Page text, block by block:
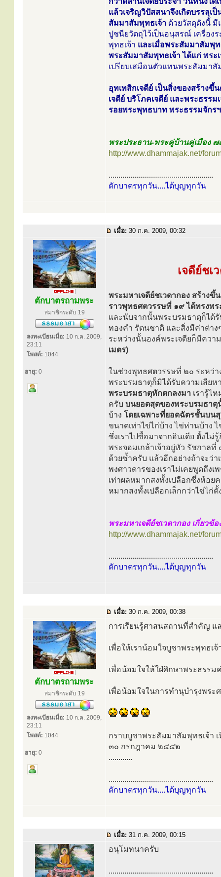
แล้วเจริญวิปัสสนาจึงเกิดบรรลุ
สัมมาสัมพุทธเจ้า ด้วยวัสดุดังนี้ มี
ปูชนียวัตถุไว้เป็นอนุสรณ์ เครื่อง
พุทธเจ้า และเมื่อพระสัมมาสัมพุ
พระสัมมาสัมพุทธเจ้า ได้แก่ พระ
เปรียบเสมือนตัวแทนพระสัมมา
อุทเทสิกเจดีย์ เป็นสิ่งของสร้าง
เจดีย์ บริโภคเจดีย์ และพระธรร
รอยพระพุทธบาท พระธรรมจักร
พระประธาน-พระคู่บ้านคู่เมือง ๗
http://www.dhammajak.net/
.....................................................
ตักบาตรทุกวัน....ได้บุญทุกวัน
เมื่อ: 30 ก.ค. 2009, 00:32
ตักบาตรถามพระ
สมาชิกระดับ 19
ลงทะเบียนเมื่อ: 10 ก.ค. 2009,
23:11
โพสต์: 1044
อายุ: 0
เจดีย์ชเ
พระมหาเจดีย์ชเวดากอง สร้าง
ราวพุทธศตวรรษที่ ๑๙ ได้ทรงพร
และนับจากนั้นพระบรมธาตุก็ไ
ทองคำ รัตนชาติ และสิ่งมีค่าต่าง
ระหว่างนั้นองค์พระเจดียก็มีควา
เมตร)
ในช่วงพุทธศตวรรษที่ ๒๐ ระหว่
พระบรมธาตุก็มิได้รับความเสียห
พระบรมธาตุหักตกลงมา เรารู้ไ
ครับ บนยอดสุดของพระบรมธา
บ้าง โดยเฉพาะที่ยอดฉัตรชั้นบน
ขนาดเท่าไข่ไก่บ้าง ไข่ห่านบ้าง
ซึ่งเราไปซื้อมาจากอินเดีย ตั้งไม่
พระจอมเกล้าเจ้าอยู่หัว รัชกาล
ด้วยซ้ำครับ แล้วอีกอย่างถ้าจะว่
พงศาวดารของเราไม่เคยพูดถึง
เท่าผลหมากสงทั้งเปลือกซึ่งห้อ
หมากสงทั้งเปลือกเล็กกว่าไข่ไก่ตั้
พระมหาเจดีย์ชเวดากอง เกี่ยวข้
http://www.dhammajak.net/
.....................................................
ตักบาตรทุกวัน....ได้บุญทุกวัน
เมื่อ: 30 ก.ค. 2009, 00:38
ตักบาตรถามพระ
สมาชิกระดับ 19
ลงทะเบียนเมื่อ: 10 ก.ค. 2009,
23:11
โพสต์: 1044
อายุ: 0
การเรียนรู้ศาสนสถานที่สำคัญ แ
เพื่อให้เราน้อมใจบูชาพระพุทธเจ้
เพื่อน้อมใจให้ใฝ่ศึกษาพระธรรม
เพื่อน้อมใจในการทำนุบำรุงพร
กราบบูชาพระสัมมาสัมพุทธเจ้า
๓๐ กรกฎาคม ๒๕๕๒
............
.....................................................
ตักบาตรทุกวัน....ได้บุญทุกวัน
เมื่อ: 31 ก.ค. 2009, 00:15
อนุโมทนาครับ
.....................................................